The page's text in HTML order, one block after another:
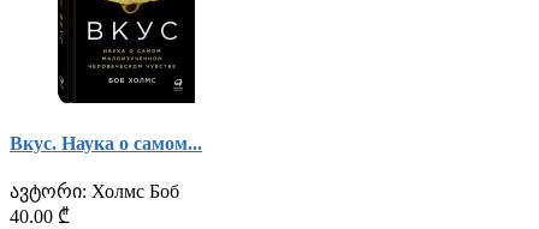
Вкус. Наука о самом...
ავტორი: Холмс Боб
40.00 ₾